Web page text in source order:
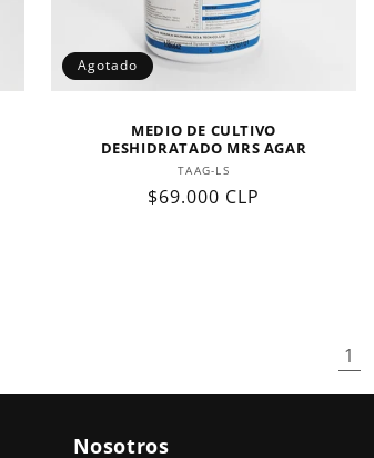
Agotado
MEDIO DE CULTIVO
DESHIDRATADO MRS AGAR
Proveedor:
TAAG-LS
Precio
$69.000 CLP
1
Nosotros